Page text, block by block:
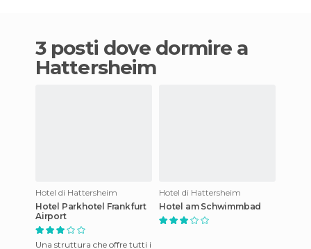
3 posti dove dormire a
Hattersheim
Hotel di Hattersheim
Hotel Parkhotel Frankfurt
Airport
Una struttura che offre tutti i
Hotel di Hattersheim
Hotel am Schwimmbad